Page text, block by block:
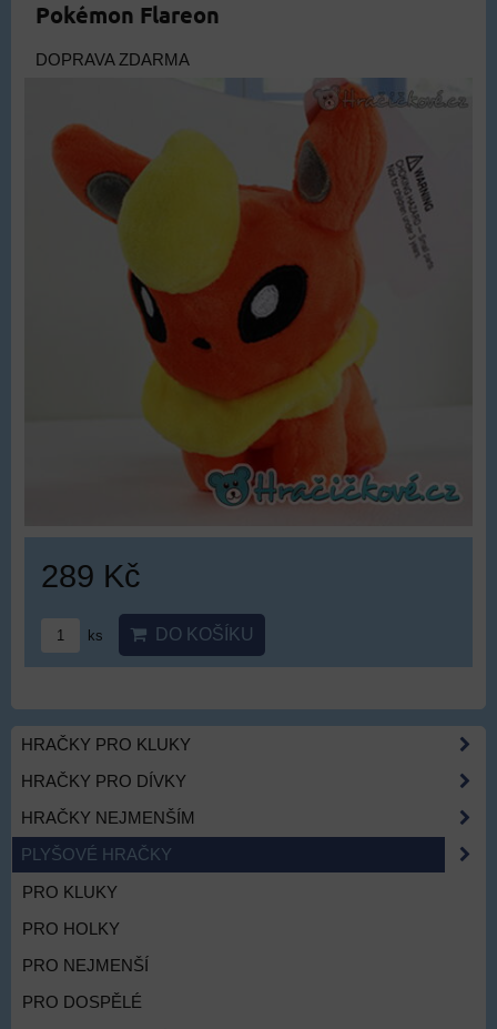
Pokémon Flareon
DOPRAVA ZDARMA
289 Kč
ks DO KOŠÍKU
HRAČKY PRO KLUKY
HRAČKY PRO DÍVKY
HRAČKY NEJMENŠÍM
PLYŠOVÉ HRAČKY
PRO KLUKY
PRO HOLKY
PRO NEJMENŠÍ
PRO DOSPĚLÉ